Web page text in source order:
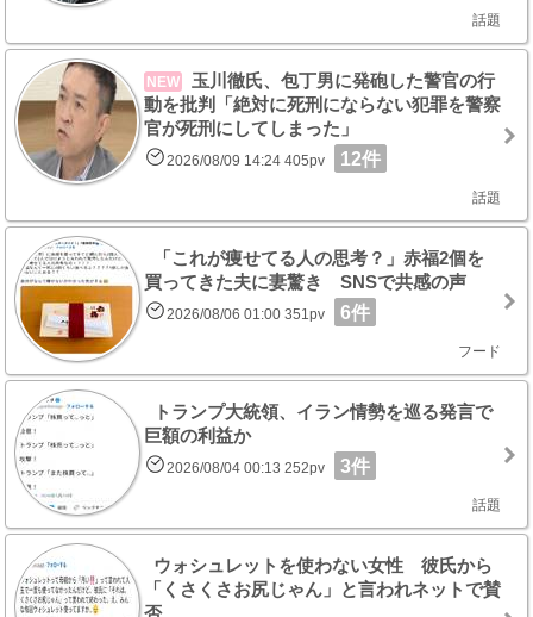
話題
NEW
玉川徹氏、包丁男に発砲した警官の行
動を批判「絶対に死刑にならない犯罪を警察
官が死刑にしてしまった」
2026/08/09 14:24 405pv 12件
話題
「これが痩せてる人の思考？」赤福2個を
買ってきた夫に妻驚き SNSで共感の声
2026/08/06 01:00 351pv 6件
フード
トランプ大統領、イラン情勢を巡る発言で
巨額の利益か
2026/08/04 00:13 252pv 3件
話題
ウォシュレットを使わない女性 彼氏から
「くさくさお尻じゃん」と言われネットで賛